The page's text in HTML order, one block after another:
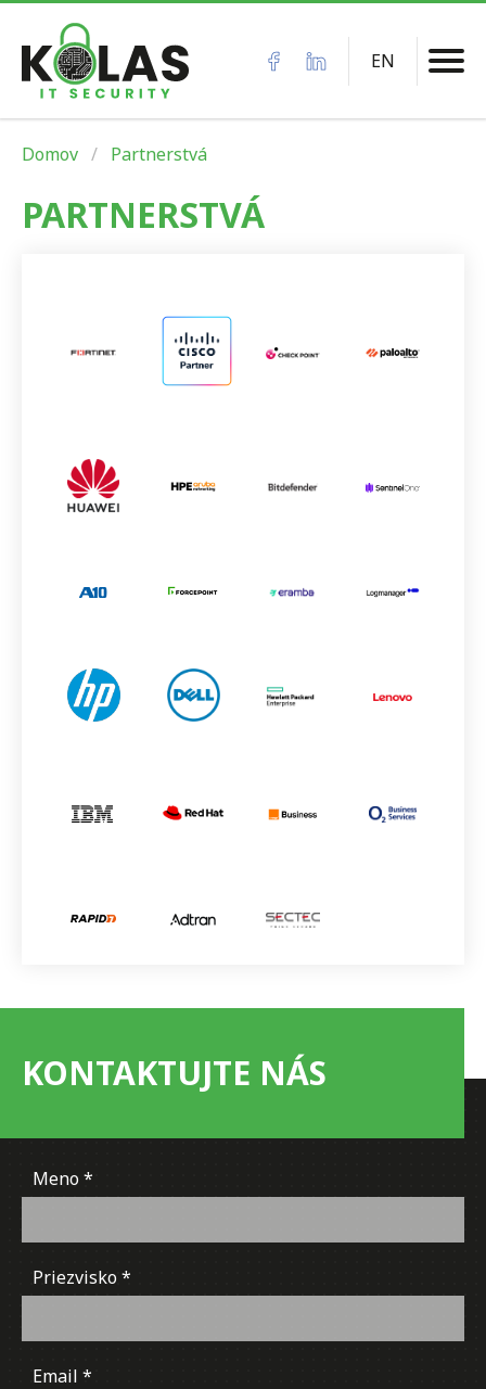
EN
Domov Partnerstvá
PARTNERSTVÁ
KONTAKTUJTE NÁS
Meno
Priezvisko
Email